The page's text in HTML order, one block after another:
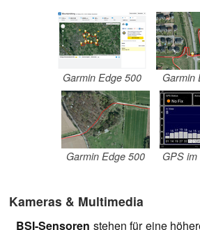
Garmin Edge 500 Garmin
Garmin Edge 500 GPS
Kameras & Multimedia
BSI-Sensoren stehen für eine